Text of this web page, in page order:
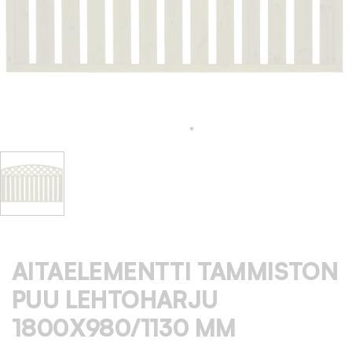
AITAELEMENTTI TAMMISTON
PUU LEHTOHARJU
1800X980/1130 MM